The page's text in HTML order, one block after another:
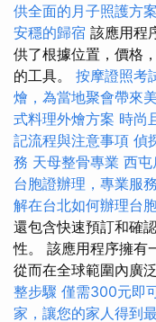
供全面的月子照護方案
安穩的歸宿 該應用程
供了根據位置，價格
的工具。 按摩證照考
燴，為當地聚會帶來
式料理外燴方案 時尚
記流程與注意事項 偵
務 天母整骨專業 西屯
台胞證辦理，專業服
解在台北如何辦理台
還包含快速預訂和確
性。 該應用程序擁有
從而在全球範圍內廣
整步驟 僅需300元即
家，讓您的家人得到